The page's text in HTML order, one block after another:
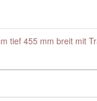
tief 455 mm breit mit